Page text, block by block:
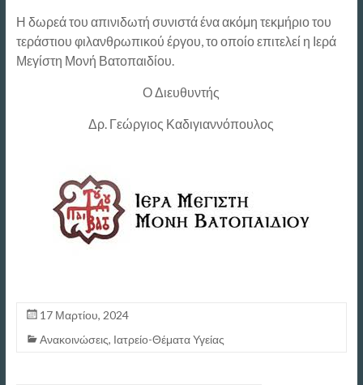
Η δωρεά του απινιδωτή συνιστά ένα ακόμη τεκμήριο του
τεράστιου φιλανθρωπικού έργου, το οποίο επιτελεί η Ιερά
Μεγίστη Μονή Βατοπαιδίου.
Ο Διευθυντής
Δρ. Γεώργιος Καδιγιαννόπουλος
17 Μαρτίου, 2024
Ανακοινώσεις, Ιατρείο-Θέματα Υγείας